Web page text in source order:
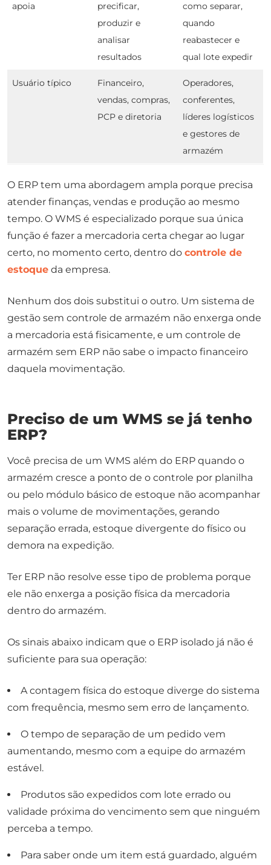
apoia
precificar,
produzir e
analisar
resultados
como separar,
quando
reabastecer e
qual lote expedir
Usuário típico
Financeiro,
vendas, compras,
PCP e diretoria
Operadores,
conferentes,
líderes logísticos
e gestores de
armazém
O ERP tem uma abordagem ampla porque precisa
atender finanças, vendas e produção ao mesmo
tempo. O WMS é especializado porque sua única
função é fazer a mercadoria certa chegar ao lugar
certo, no momento certo, dentro do controle de
estoque da empresa.
Nenhum dos dois substitui o outro. Um sistema de
gestão sem controle de armazém não enxerga onde
a mercadoria está fisicamente, e um controle de
armazém sem ERP não sabe o impacto financeiro
daquela movimentação.
Preciso de um WMS se já tenho
ERP?
Você precisa de um WMS além do ERP quando o
armazém cresce a ponto de o controle por planilha
ou pelo módulo básico de estoque não acompanhar
mais o volume de movimentações, gerando
separação errada, estoque divergente do físico ou
demora na expedição.
Ter ERP não resolve esse tipo de problema porque
ele não enxerga a posição física da mercadoria
dentro do armazém.
Os sinais abaixo indicam que o ERP isolado já não é
suficiente para sua operação:
A contagem física do estoque diverge do sistema
com frequência, mesmo sem erro de lançamento.
O tempo de separação de um pedido vem
aumentando, mesmo com a equipe do armazém
estável.
Produtos são expedidos com lote errado ou
validade próxima do vencimento sem que ninguém
perceba a tempo.
Para saber onde um item está guardado, alguém